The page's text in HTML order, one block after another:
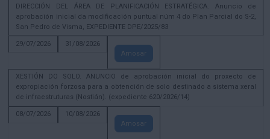
DIRECCIÓN DEL ÁREA DE PLANIFICACIÓN ESTRATÉGICA. Anuncio de
aprobación inicial da modificación puntual núm 4 do Plan Parcial do S-2,
San Pedro de Visma, EXPEDIENTE DPE/2025/83
29/07/2026
31/08/2026
Amosar
XESTIÓN DO SOLO. ANUNCIO de aprobación inicial do proxecto de
expropiación forzosa para a obtención de solo destinado a sistema xeral
de infraestruturas (Nostián). (expediente 620/2026/14)
08/07/2026
10/08/2026
Amosar